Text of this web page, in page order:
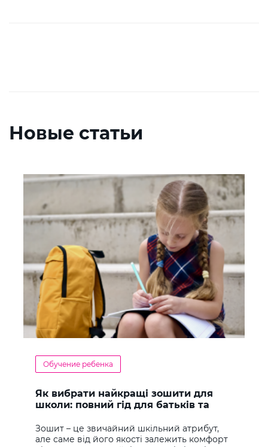
Новые статьи
Обучение ребенка
Як вибрати найкращі зошити для
школи: повний гід для батьків та
Зошит – це звичайний шкільний атрибут,
але саме від його якості залежить комфорт